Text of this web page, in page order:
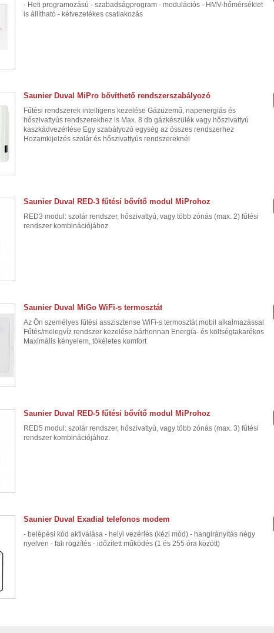
- Heti programozású - szabadságprogram - modulációs - HMV-hőmérséklet
is állítható - kétvezetékes csatlakozás
Saunier Duval MiPro bővíthető rendszerszabályozó
Fűtési rendszerek intelligens kezelése Gázüzemű, napenergiás és
hőszivattyús rendszerekhez is Max. 8 db gázkészülék vagy hőszivattyú
kaszkádvezérlése Egy szabályozó egység az összes rendszerhez
Hozamkijelzés szolár és hőszivattyús rendszereknél
Saunier Duval RED-3 fűtési bővítő modul MiProhoz
RED3 modul: szolár rendszer, hőszivattyú, vagy több zónás (max. 2) fűtési
rendszer kombinációjához.
Saunier Duval MiGo WiFi-s termosztát
Az Ön személyes fűtési asszisztense WiFi-s termosztát mobil alkalmazással
Fűtés/melegvíz rendszer kezelése bárhonnan Energia- és költségtakarékos
Maximális kényelem, tökéletes komfort
Saunier Duval RED-5 fűtési bővítő modul MiProhoz
RED5 modul: szolár rendszer, hőszivattyú, vagy több zónás (max. 3) fűtési
rendszer kombinációjához.
Saunier Duval Exadial telefonos modem
- belépési kód aktiválása - helyi vezérlés (kézi mód) - hangirányítás négy
nyelven - fali rögzítés - időzített működés (1 és 255 óra között)